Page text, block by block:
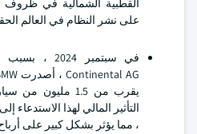
القطبية الشمالية في ظروف
على نشر النظام في العالم
في سبتمبر
يقرب من 1.5 مليون
، مما يؤثر بشكل كبير على